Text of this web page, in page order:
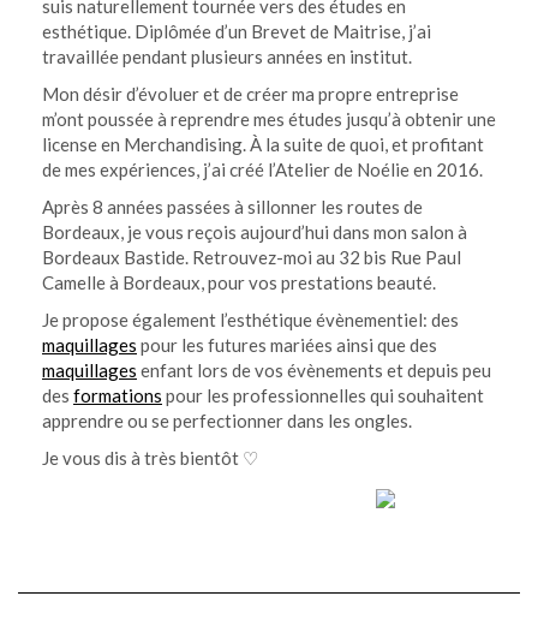
suis naturellement tournée vers des études en
esthétique. Diplômée d’un Brevet de Maitrise, j’ai
travaillée pendant plusieurs années en institut.
Mon désir d’évoluer et de créer ma propre entreprise
m’ont poussée à reprendre mes études jusqu’à obtenir une
license en Merchandising. À la suite de quoi, et profitant
de mes expériences, j’ai créé l’Atelier de Noélie en 2016.
Après 8 années passées à sillonner les routes de
Bordeaux, je vous reçois aujourd’hui dans mon salon à
Bordeaux Bastide. Retrouvez-moi au 32 bis Rue Paul
Camelle à Bordeaux, pour vos prestations beauté.
Je propose également l’esthétique évènementiel: des
maquillages pour les futures mariées ainsi que des
maquillages enfant lors de vos évènements et depuis peu
des formations pour les professionnelles qui souhaitent
apprendre ou se perfectionner dans les ongles.
Je vous dis à très bientôt ♡